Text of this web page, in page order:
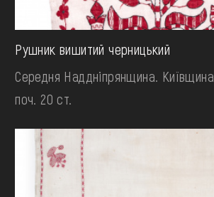
Рушник вишитий черницький
Середня Наддніпрянщина. Київщина
поч. 20 ст.